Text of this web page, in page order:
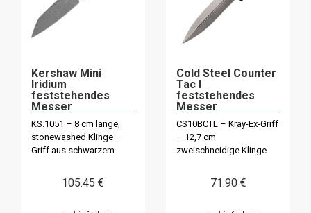
Kershaw Mini
Iridium
feststehendes
Messer
KS.1051 – 8 cm lange,
stonewashed Klinge –
Griff aus schwarzem
105.45 €
Cold Steel Counter
Tac I
feststehendes
Messer
CS10BCTL – Kray-Ex-Griff
– 12,7 cm
zweischneidige Klinge
71.90 €